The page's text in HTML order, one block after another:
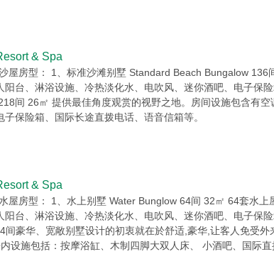
& Spa
屋房型： 1、标准沙滩别墅 Standard Beach Bungalow
台、淋浴设施、冷热淡化水、电吹风、迷你酒吧、电子保
间 26㎡ 提供最佳角度观赏的视野之地。房间设施包含有
保险箱、国际长途直拨电话、语音信箱等。
& Spa
屋房型： 1、水上别墅 Water Bunglow 64间 32㎡ 64套水
台、淋浴设施、冷热淡化水、电吹风、迷你酒吧、电子保
豪华、宽敞别墅设计的初衷就在於舒适,豪华,让客人免受
设施包括：按摩浴缸、木制四脚大双人床、 小酒吧、国际